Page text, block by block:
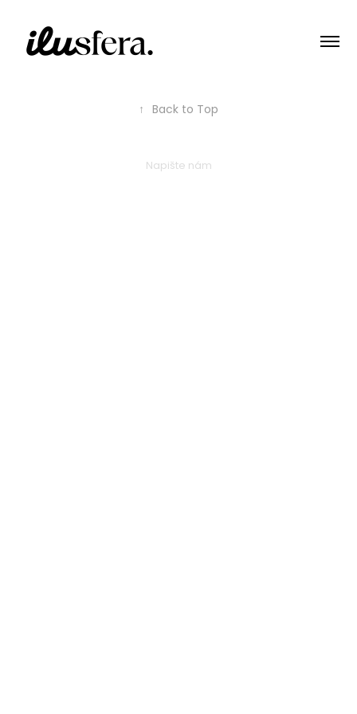
↑ Back to Top
Napište nám